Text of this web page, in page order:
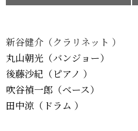
新谷健介（クラリネット ）
丸山朝光 （バンジョー）
後藤沙紀 （ピアノ ）
吹谷禎一郎 （ベース）
田中涼 （ドラム ）